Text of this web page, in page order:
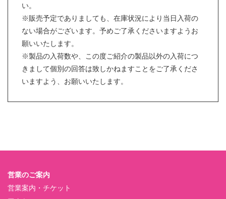
い。
※販売予定でありましても、在庫状況により当日入荷の
ない場合がございます。予めご了承くださいますようお
願いいたします。
※製品の入荷数や、この度ご紹介の製品以外の入荷につ
きまして個別の回答は致しかねますことをご了承くださ
いますよう、お願いいたします。
営業のご案内
営業案内・チケット